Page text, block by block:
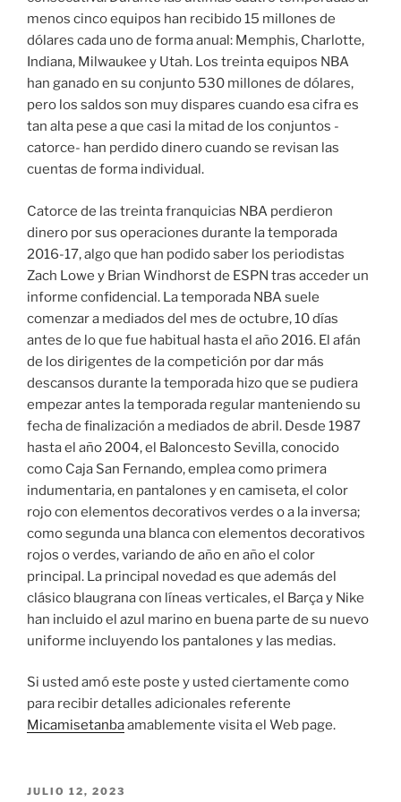
menos cinco equipos han recibido 15 millones de
dólares cada uno de forma anual: Memphis, Charlotte,
Indiana, Milwaukee y Utah. Los treinta equipos NBA
han ganado en su conjunto 530 millones de dólares,
pero los saldos son muy dispares cuando esa cifra es
tan alta pese a que casi la mitad de los conjuntos -
catorce- han perdido dinero cuando se revisan las
cuentas de forma individual.
Catorce de las treinta franquicias NBA perdieron
dinero por sus operaciones durante la temporada
2016-17, algo que han podido saber los periodistas
Zach Lowe y Brian Windhorst de ESPN tras acceder un
informe confidencial. La temporada NBA suele
comenzar a mediados del mes de octubre, 10 días
antes de lo que fue habitual hasta el año 2016. El afán
de los dirigentes de la competición por dar más
descansos durante la temporada hizo que se pudiera
empezar antes la temporada regular manteniendo su
fecha de finalización a mediados de abril. Desde 1987
hasta el año 2004, el Baloncesto Sevilla, conocido
como Caja San Fernando, emplea como primera
indumentaria, en pantalones y en camiseta, el color
rojo con elementos decorativos verdes o a la inversa;
como segunda una blanca con elementos decorativos
rojos o verdes, variando de año en año el color
principal. La principal novedad es que además del
clásico blaugrana con líneas verticales, el Barça y Nike
han incluido el azul marino en buena parte de su nuevo
uniforme incluyendo los pantalones y las medias.
Si usted amó este poste y usted ciertamente como
para recibir detalles adicionales referente
Micamisetanbaamablemente visita el Web page.
PUBLICADO
JULIO 12, 2023